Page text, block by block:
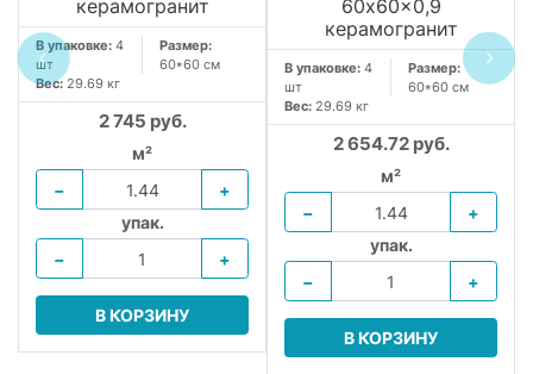
керамогранит
В упаковке: 4
шт
Размер:
60*60 см
Вес: 29.69 кг
2 745 руб.
м²
−
+
упак.
−
+
В КОРЗИНУ
60x60x0,9
керамогранит
В упаковке: 4
шт
Размер:
60*60 см
Вес: 29.69 кг
2 654.72 руб.
м²
−
+
упак.
−
+
В КОРЗИНУ